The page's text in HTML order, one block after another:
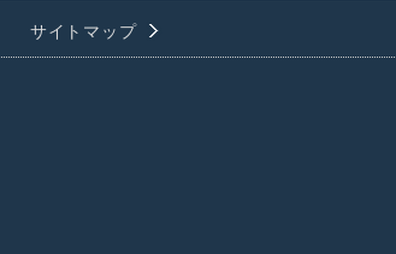
サイトマップ